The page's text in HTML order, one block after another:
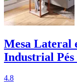
Mesa Lateral
Industrial
4.8